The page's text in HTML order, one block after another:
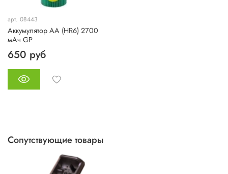
арт. 08443
Аккумулятор AA (HR6) 2700
мАч GP
650 руб
Сопутствующие товары